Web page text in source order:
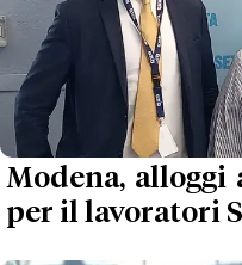
Modena, alloggi
per il lavoratori